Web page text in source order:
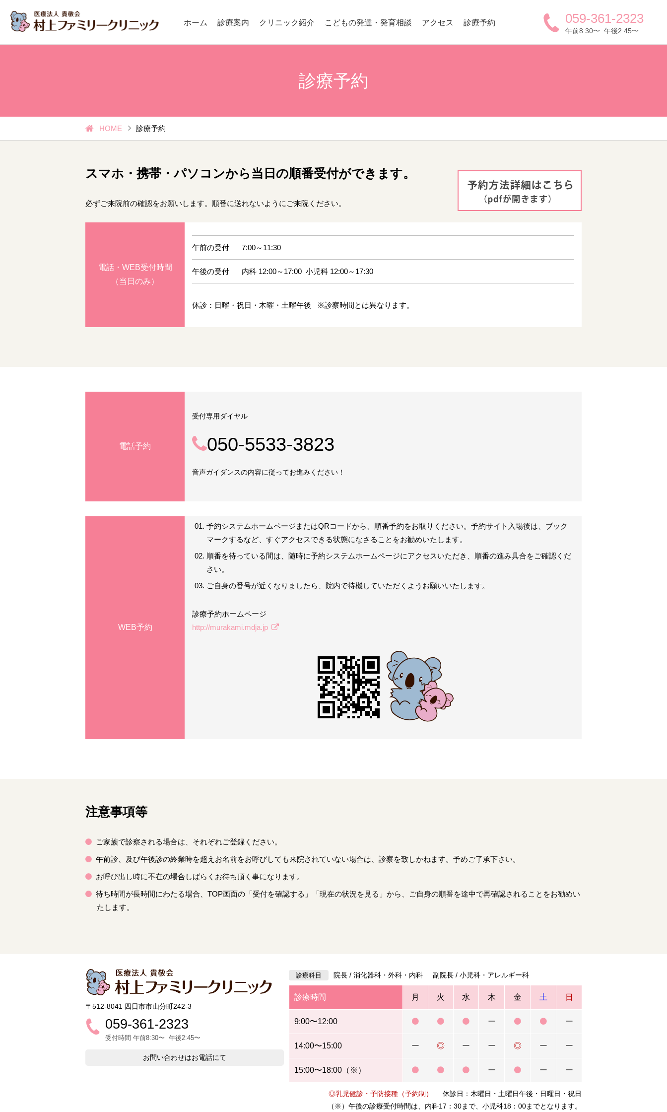
ホーム 診療案内 クリニック紹介 こどもの発達・発育相談 アクセス 診療予約 059-361-2323
午前8:30〜 午後2:45〜
診療予約
HOME 診療予約
スマホ・携帯・パソコンから当日の順番受付ができます。
必ずご来院前の確認をお願いします。順番に送れないようにご来院ください。
電話・WEB受付時間
（当日のみ）
午前の受付 7:00～11:30
午後の受付 内科 12:00～17:00 小児科 12:00～17:30
休診：日曜・祝日・木曜・土曜午後 ※診察時間とは異なります。
電話予約
受付専用ダイヤル
050-5533-3823
音声ガイダンスの内容に従ってお進みください！
WEB予約
予約システムホームページまたはQRコードから、順番予約をお取りください。予約サイト入場後は、ブック
マークするなど、すぐアクセスできる状態になさることをお勧めいたします。
順番を待っている間は、随時に予約システムホームページにアクセスいただき、順番の進み具合をご確認くだ
さい。
ご自身の番号が近くなりましたら、院内で待機していただくようお願いいたします。
診療予約ホームページ
http://murakami.mdja.jp
注意事項等
ご家族で診察される場合は、それぞれご登録ください。
午前診、及び午後診の終業時を超えお名前をお呼びしても来院されていない場合は、診察を致しかねます。予めご了承下さい。
お呼び出し時に不在の場合しばらくお待ち頂く事になります。
待ち時間が長時間にわたる場合、TOP画面の「受付を確認する」「現在の状況を見る」から、ご自身の順番を途中で再確認されることをお勧めい
たします。
〒512-8041 四日市市山分町242-3
059-361-2323
受付時間 午前8:30〜 午後2:45〜
お問い合わせはお電話にて
診療科目 院長 / 消化器科・外科・内科 副院長 / 小児科・アレルギー科
診療時間 月 火 水 木 金 土 日
9:00〜12:00 ー ー
14:00〜15:00 ー ◎ ー ー ◎ ー ー
15:00〜18:00（※） ー ー ー
◎乳児健診・予防接種（予約制）
休診日：木曜日・土曜日午後・日曜日・祝日
（※）午後の診療受付時間は、内科17：30まで、小児科18：00までとなります。